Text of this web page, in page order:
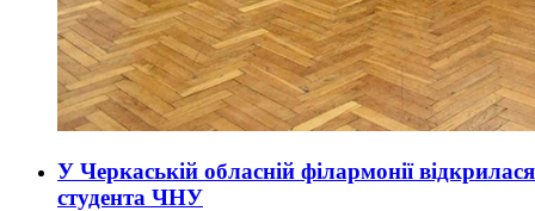
У Черкаській обласній філармонії
студента ЧНУ